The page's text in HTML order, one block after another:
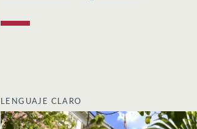
LENGUAJE CLARO